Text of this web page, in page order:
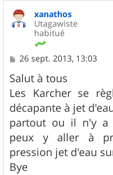
xanathos
Utagawiste
habitué
M
s
s
a
g
e
26 sept. 2013, 13:03
Salut à tous
Les Karcher se
décapante à jet
partout ou il n'y a
peux y aller à
pression jet d'eau
Bye